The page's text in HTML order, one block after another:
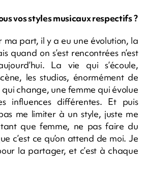
vos styles musicaux respectifs ?
ma part, il y a eu une évolution, la
quand on s’est rencontrées n’est
La vie qui s’écoule,
les studios, énormément de
change, une femme qui évolue
influences différentes. Et puis
me limiter à un style, juste me
que femme, ne pas faire du
c’est ce qu’on attend de moi. Je
la partager, et c’est à chaque